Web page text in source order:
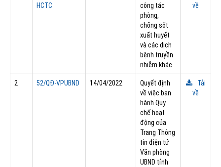
HCTC
công tác
phòng,
chống sốt
xuất huyết
và các dịch
bệnh truyền
nhiễm khác
về
2 52/QÐ-VPUBND 14/04/2022
Quyết định
về việc ban
hành Quy
chế hoạt
động của
Trang Thông
tin điện tử
Văn phòng
UBND tỉnh
Tải
về